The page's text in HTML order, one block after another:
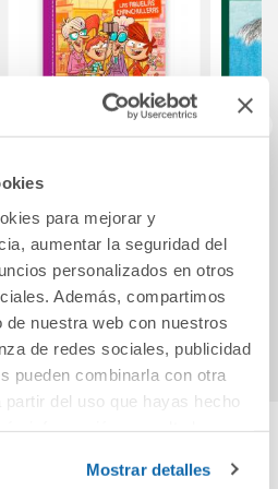
para mejorar y
aumentar la seguridad del
personalizados en otros
Además, compartimos
nuestra web con nuestros
de redes sociales, publicidad
pueden combinarla con otra
del uso que hayas hecho
Mostrar detalles
domicilio 3 - Las
abuelas
chanchulleras
14,96€
Comprar